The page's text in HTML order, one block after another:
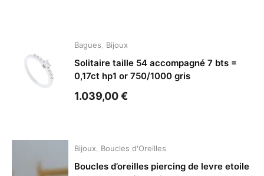
Bagues Bijoux
Solitaire taille 54 accompagné 7 bts =
0,17ct hp1 or 750/1000 gris
1.039,00€
Bijoux Boucles d'Oreilles
Boucles d’oreilles piercing de levre etoile